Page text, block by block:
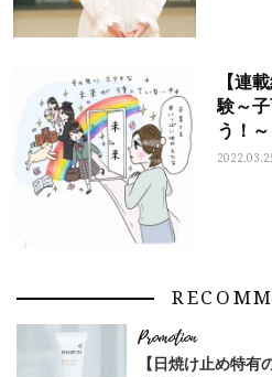
【連
験～
う！～
【日焼け止め特有